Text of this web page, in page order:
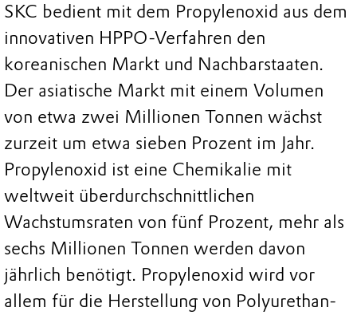
SKC bedient mit dem Propylenoxid aus dem
innovativen HPPO-Verfahren den
koreanischen Markt und Nachbarstaaten.
Der asiatische Markt mit einem Volumen
von etwa zwei Millionen Tonnen wächst
zurzeit um etwa sieben Prozent im Jahr.
Propylenoxid ist eine Chemikalie mit
weltweit überdurchschnittlichen
Wachstumsraten von fünf Prozent, mehr als
sechs Millionen Tonnen werden davon
jährlich benötigt. Propylenoxid wird vor
allem für die Herstellung von Polyurethan-